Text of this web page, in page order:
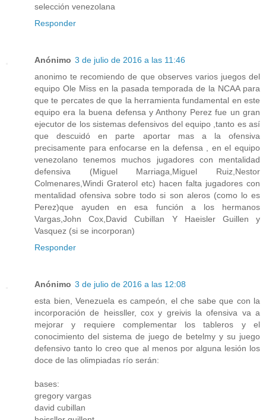
selección venezolana
Responder
Anónimo 3 de julio de 2016 a las 11:46
anonimo te recomiendo de que observes varios juegos del
equipo Ole Miss en la pasada temporada de la NCAA para
que te percates de que la herramienta fundamental en este
equipo era la buena defensa y Anthony Perez fue un gran
ejecutor de los sistemas defensivos del equipo ,tanto es así
que descuidó en parte aportar mas a la ofensiva
precisamente para enfocarse en la defensa , en el equipo
venezolano tenemos muchos jugadores con mentalidad
defensiva (Miguel Marriaga,Miguel Ruiz,Nestor
Colmenares,Windi Graterol etc) hacen falta jugadores con
mentalidad ofensiva sobre todo si son aleros (como lo es
Perez)que ayuden en esa función a los hermanos
Vargas,John Cox,David Cubillan Y Haeisler Guillen y
Vasquez (si se incorporan)
Responder
Anónimo 3 de julio de 2016 a las 12:08
esta bien, Venezuela es campeón, el che sabe que con la
incorporación de heissller, cox y greivis la ofensiva va a
mejorar y requiere complementar los tableros y el
conocimiento del sistema de juego de betelmy y su juego
defensivo tanto lo creo que al menos por alguna lesión los
doce de las olimpiadas río serán:
bases:
gregory vargas
david cubillan